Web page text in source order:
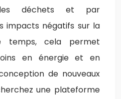
déchets et par
impacts négatifs sur la
temps, cela permet
en énergie et en
de nouveaux
une plateforme